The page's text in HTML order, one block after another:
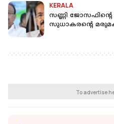
KERALA
സണ്ണി ജോസഫിന്റെ
സുധാകരന്റെ
To advertise